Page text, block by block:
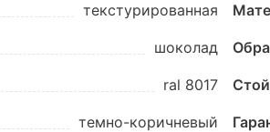
текстурированная
шоколад
ral 8017
темно-коричневый